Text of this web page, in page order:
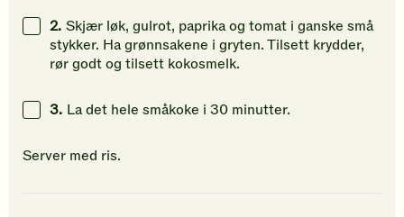
2. Skjær løk, gulrot, paprika og tomat i ganske små
stykker. Ha grønnsakene i gryten. Tilsett krydder,
rør godt og tilsett kokosmelk.
3. La det hele småkoke i 30 minutter.
Server med ris.